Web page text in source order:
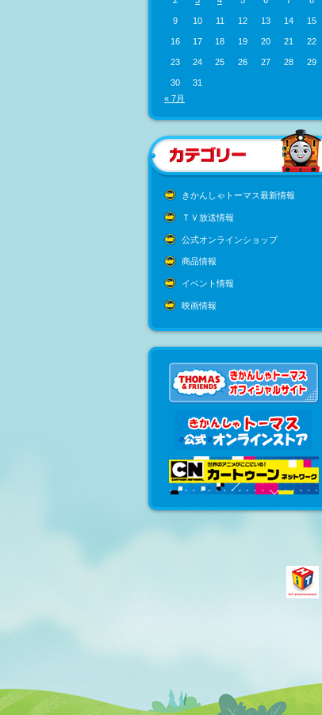
9 10 11 12 13 14 15
16 17 18 19 20 21 22
23 24 25 26 27 28 29
30
31
« 7月
きかんしゃトーマス最新情報
ＴＶ放送情報
公式オンラインショップ
商品情報
イベント情報
映画情報